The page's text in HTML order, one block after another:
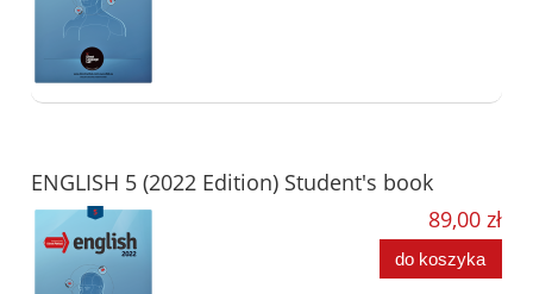
ENGLISH 5 (2022 Edition) Student's book
89,00 zł
do koszyka